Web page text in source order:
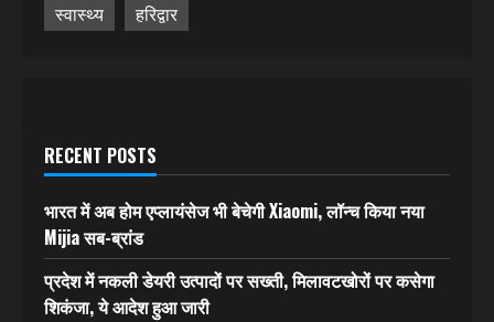
स्वास्थ्य
हरिद्वार
RECENT POSTS
भारत में अब होम एप्लायंसेज भी बेचेगी Xiaomi, लॉन्च किया नया
Mijia सब-ब्रांड
प्रदेश में नकली डेयरी उत्पादों पर सख्ती, मिलावटखोरों पर कसेगा
शिकंजा, ये आदेश हुआ जारी